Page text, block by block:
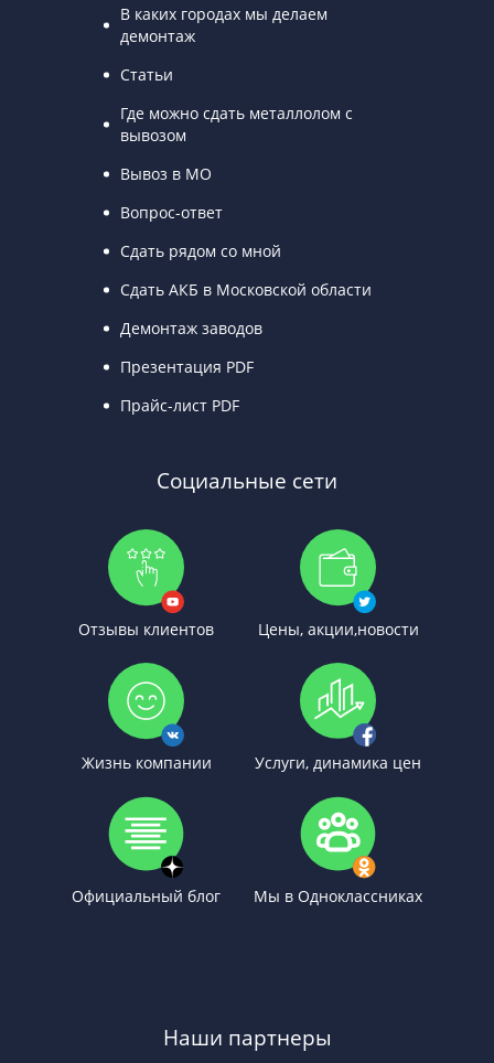
В каких городах мы делаем
демонтаж
Статьи
Где можно сдать металлолом с
вывозом
Вывоз в МО
Вопрос-ответ
Сдать рядом со мной
Сдать АКБ в Московской области
Демонтаж заводов
Презентация PDF
Прайс-лист PDF
Социальные сети
Отзывы клиентов Цены, акции,новости
Жизнь компании Услуги, динамика цен
Официальный блог Мы в Одноклассниках
Наши партнеры